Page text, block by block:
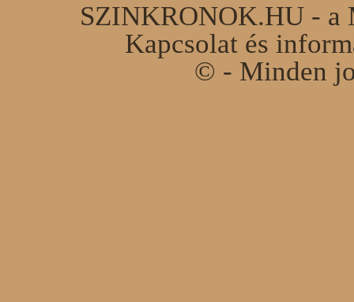
SZINKRONOK.HU - a
Kapcsolat és
© - Minden